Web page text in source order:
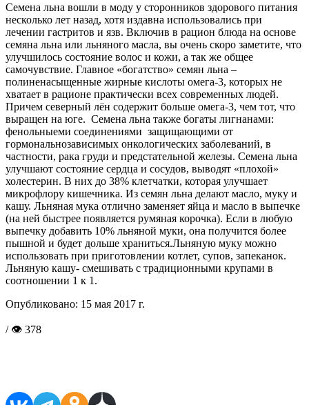
Семена льна вошли в моду у сторонников здорового питания
несколько лет назад, хотя издавна использовались при
лечении гастритов и язв. Включив в рацион блюда на основе
семяна льна или льняного масла, вы очень скоро заметите, что
улучшилось состояние волос и кожи, а так же общее
самочувствие. Главное «богатство» семян льна –
полиненасыщенные жирные кислоты омега-3, которых не
хватает в рационе практически всех современных людей.
Причем северный лён содержит больше омега-3, чем тот, что
выращен на юге. Семена льна также богаты лигнанами:
фенольныеми соединениями защищающими от
гормональнозависимых онкологических заболеваний, в
частности, рака груди и предстательной железы. Семена льна
улучшают состояние сердца и сосудов, выводят «плохой»
холестерин. В них до 38% клетчатки, которая улучшает
микрофлору кишечника. Из семян льна делают масло, муку и
кашу. Льняная мука отлично заменяет яйца и масло в выпечке
(на ней быстрее появляется румяная корочка). Если в любую
выпечку добавить 10% льняной муки, она получится более
пышной и будет дольше храниться.Льняную муку можно
использовать при приготовлении котлет, супов, запеканок.
Льняную кашу- смешивать с традиционными крупами в
соотношении 1 к 1.
Опубликовано: 15 мая 2017 г.
/ 👁 378